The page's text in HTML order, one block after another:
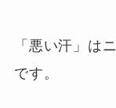
「悪い汗」は
です。